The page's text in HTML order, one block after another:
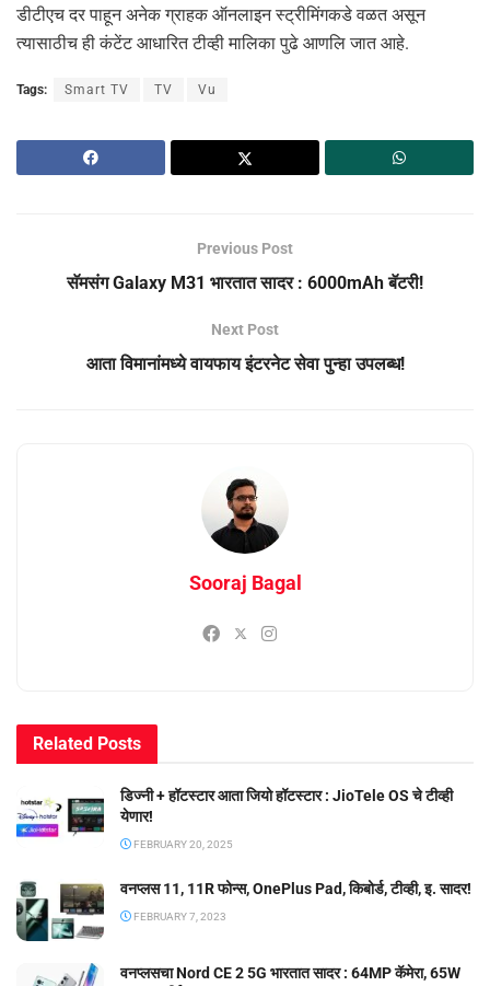
डीटीएच दर पाहून अनेक ग्राहक ऑनलाइन स्ट्रीमिंगकडे वळत असून
त्यासाठीच ही कंटेंट आधारित टीव्ही मालिका पुढे आणलि जात आहे.
Tags: Smart TV TV Vu
Previous Post
सॅमसंग Galaxy M31 भारतात सादर : 6000mAh बॅटरी!
Next Post
आता विमानांमध्ये वायफाय इंटरनेट सेवा पुन्हा उपलब्ध!
Sooraj Bagal
Related Posts
डिज्नी + हॉटस्टार आता जियो हॉटस्टार : JioTele OS चे टीव्ही
येणार!
FEBRUARY 20, 2025
वनप्लस 11, 11R फोन्स, OnePlus Pad, किबोर्ड, टीव्ही, इ. सादर!
FEBRUARY 7, 2023
वनप्लसचा Nord CE 2 5G भारतात सादर : 64MP कॅमेरा, 65W